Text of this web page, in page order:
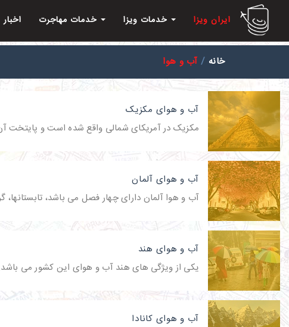
ایران ویزا اخبار
آب و هوا خانه
آب و هوای مکزیک
مکزیک در آمریکای شمالی واقع شده است و پایتخت
آب و هوای آلمان
آب و هوا آلمان دارای چهار فصل می باشد،
آب و هوای هند
یکی از ویژگی های هند آب و هوای این کشور می باشد.
آب و هوای کانادا